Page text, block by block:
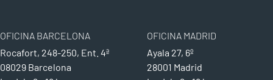
OFICINA BARCELONA
Rocafort, 248-250, Ent. 4ª
08029 Barcelona
OFICINA MADRID
Ayala 27, 6º
28001 Madrid